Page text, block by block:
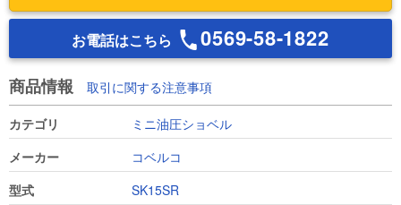
お電話はこちら 0569-58-1822
商品情報 取引に関する注意事項
カテゴリ
ミニ油圧ショベル
メーカー
コベルコ
型式
SK15SR